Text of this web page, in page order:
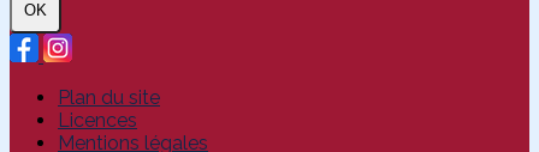
OK
Plan du site
Licences
Mentions légales